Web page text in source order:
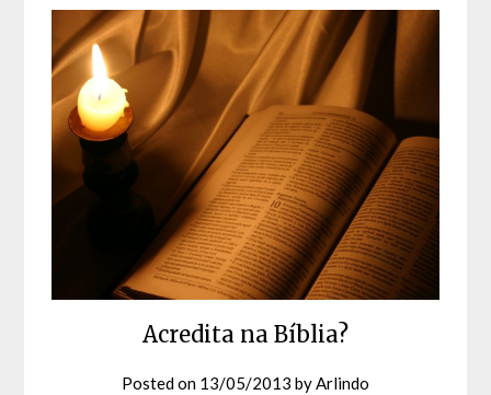
Acredita na Bíblia?
Posted on 13/05/2013 byArlindo